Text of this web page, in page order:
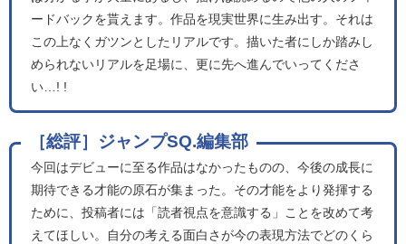
ードバックを貰えます。作品を現実世界に生み出す。それは
この上なくガツンとしたリアルです。描いた者にしか踏みし
められないリアルを足場に、更に先へ進んでいってくださ
い…! !
［総評］ジャンプSQ.編集部
今回はデビューに至る作品はなかったものの、今後の成長に
期待できる才能の原石が集まった。その才能をより発揮する
ために、投稿者には「読者視点を意識する」ことを改めて考
えてほしい。自分の考える面白さが今の表現方法でどのくら